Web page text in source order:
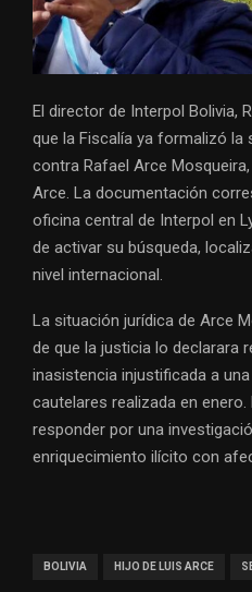
El director de Interpol Bolivia,
que la Fiscalía ya formalizó
contra Rafael Arce
Arce. La documentación
oficina central de Interpol en
de activar su búsqueda,
nivel internacional.
La situación jurídica de Arce
de que la justicia lo declarara
inasistencia injustificada a
cautelares realizada en enero.
responder por una
enriquecimiento ilícito con
BOLIVIA HIJO DE LUIS ARCE